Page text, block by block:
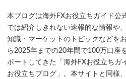
本ブログは海外FXお役立ちガイド公
では紹介しきれない速報的な情報や
知識・マーケットのトピックなどを
ら2025年までの20年間で100万口座
ポートしてきた「海外FXお役立ちガ
お役立ちブログ」。本サイトと同様